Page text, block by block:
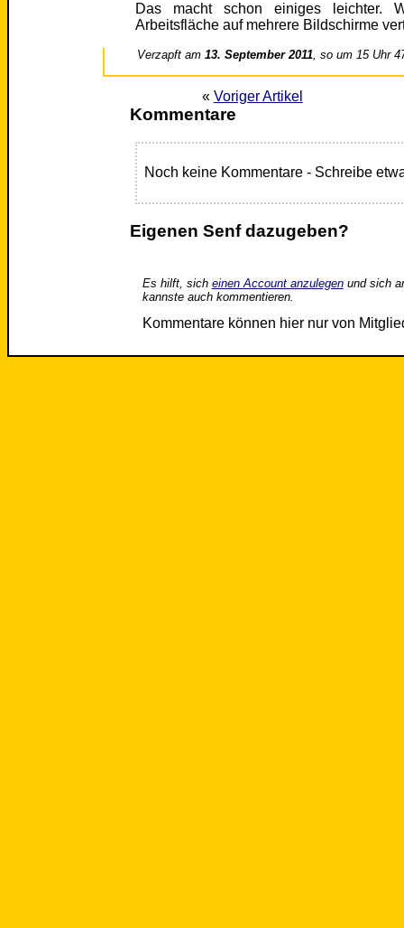
Das macht schon einiges leichter.
Arbeitsfläche auf mehrere Bildschirme
Verzapft am13. September 2011, so um 15 Uhr
« Voriger Artikel
Kommentare
Noch keine Kommentare - Schreibe
Eigenen Senf dazugeben?
Es hilft, sich einen Account anzulegenund sich
kannste auch kommentieren.
Kommentare können hier nur von